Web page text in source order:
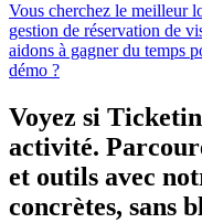
Vous cherchez le meilleur
gestion de réservation de
aidons à gagner du temps
démo ?
Voyez si
activité.
et outils avec
concrètes, sans